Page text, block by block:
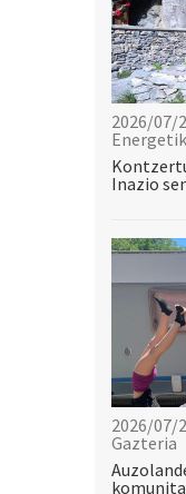
2026/07/
Inazio
2026/07/
Gazteria